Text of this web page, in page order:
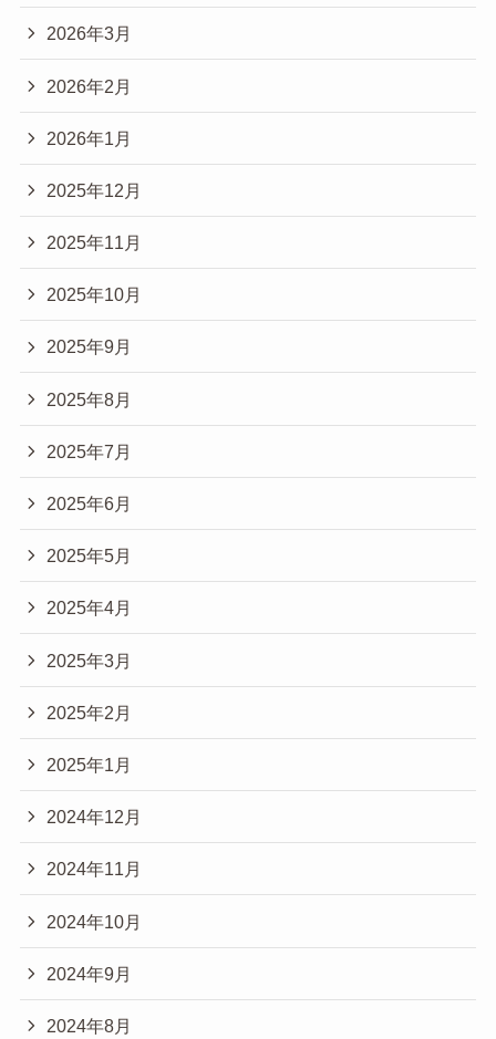
2026年3月
2026年2月
2026年1月
2025年12月
2025年11月
2025年10月
2025年9月
2025年8月
2025年7月
2025年6月
2025年5月
2025年4月
2025年3月
2025年2月
2025年1月
2024年12月
2024年11月
2024年10月
2024年9月
2024年8月